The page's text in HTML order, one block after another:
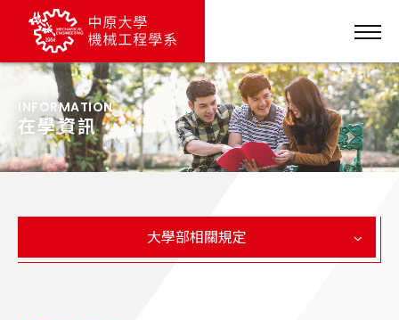
INFORMATION
在學資訊
大學部相關規定